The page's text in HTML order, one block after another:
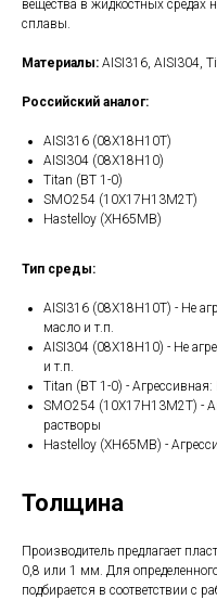
вещества в жидкостных средах
сплавы.
Материалы: AISI316, AISI304,
Российский аналог:
AISI316 (08Х18Н10Т)
AISI304 (08Х18Н10)
Titan (ВТ 1-0)
SMO254 (10Х17Н13М2Т)
Hastelloy (ХН65МВ)
Тип среды:
AISI316 (08Х18Н10Т) - Не
масло и т.п.
AISI304 (08Х18Н10) - Не
и т.п.
Titan (ВТ 1-0) -
SMO254 (10Х17Н13М2Т) -
растворы
Hastelloy (ХН65МВ) -
Толщина
Производитель предлагает
0,8 или 1 мм. Для
подбирается в соответствии с